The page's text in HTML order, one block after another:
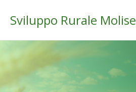
Sviluppo Rurale Molise